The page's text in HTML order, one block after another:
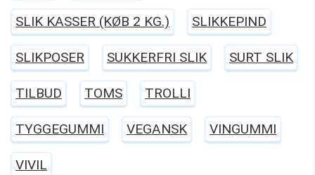
SLIK KASSER (KØB 2 KG.) SLIKKEPIND
SLIKPOSER SUKKERFRI SLIK SURT SLIK
TILBUD TOMS TROLLI
TYGGEGUMMI VEGANSK VINGUMMI
VIVIL